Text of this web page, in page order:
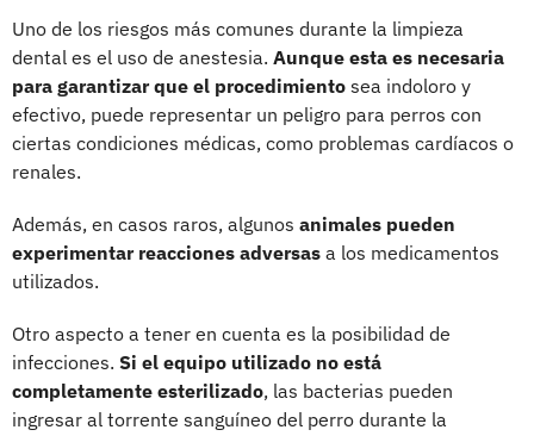
Uno de los riesgos más comunes durante la limpieza
dental es el uso de anestesia. Aunque esta es necesaria
para garantizar que el procedimiento sea indoloro y
efectivo, puede representar un peligro para perros con
ciertas condiciones médicas, como problemas cardíacos o
renales.
Además, en casos raros, algunos animales pueden
experimentar reacciones adversas a los medicamentos
utilizados.
Otro aspecto a tener en cuenta es la posibilidad de
infecciones. Si el equipo utilizado no está
completamente esterilizado, las bacterias pueden
ingresar al torrente sanguíneo del perro durante la